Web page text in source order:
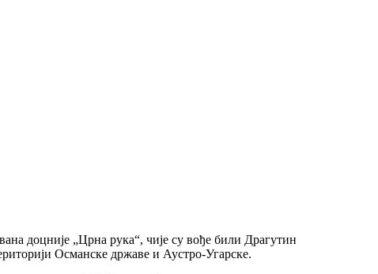
доцније „Црна рука“, чије су вође били Драгутин
Османске државе и Аустро-Угарске.